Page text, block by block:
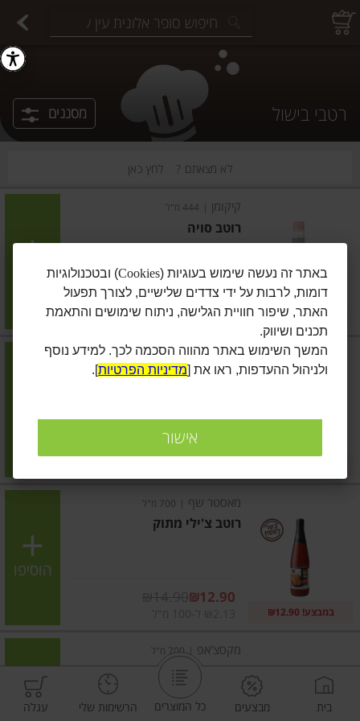
רטבי בישול מסננים
לא מצאתם ? לחץ כאן
קיקומן 444 מ"ל
רוטב סויה
מחיר מבצע ₪17.90
₪21.90
₪4.93 ל-100 מ"ל במבצע! ₪17.90
הוסיפו
קנור | 370 גרם
רוטב טריאקי
₪13.90
הוסיפו
מאסטר שף 700 מ"ל
רוטב צ'ילי מתוק
₪12.90
במבצע! ₪12.90
הוסיפו
מקסצ'אפ 700 מ"ל
רוטב צ'ילי מתוק
בית מבצעים כל המוצרים הרשימות שלי עגלה
באתר זה נעשה שימוש בעוגיות (Cookies) ובטכנולוגיות
דומות, לרבות על ידי צדדים שלישיים, לצורך תפעול
האתר, שיפור חוויית הגלישה, ניתוח שימושים והתאמת
תכנים ושיווק.
המשך השימוש באתר מהווה הסכמה לכך. למידע נוסף
ולניהול ההעדפות, ראו את [מדיניות הפרטיות].
אישור